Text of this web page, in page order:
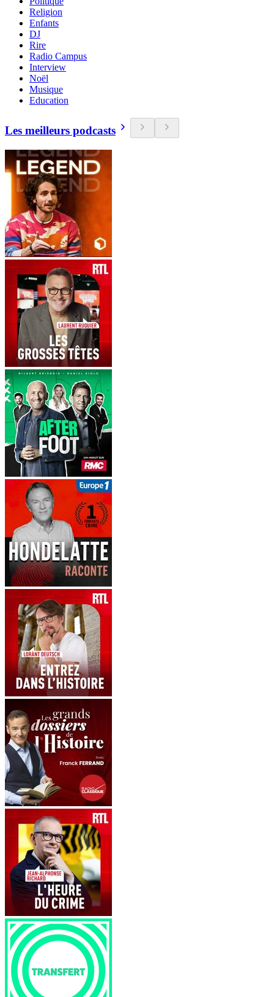
Religion
Enfants
DJ
Rire
Radio Campus
Interview
Noël
Musique
Education
Les meilleurs podcasts